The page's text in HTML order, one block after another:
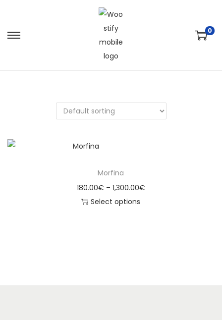
0
Morfina
180.00€ – 1,300.00€
Select options